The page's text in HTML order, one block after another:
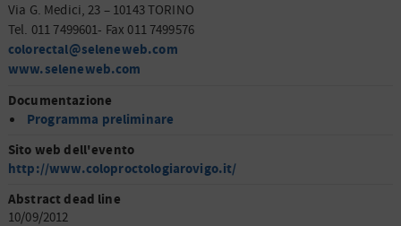
Via G. Medici, 23 – 10143 TORINO
Tel. 011 7499601- Fax 011 7499576
colorectal@seleneweb.com
www.seleneweb.com
Documentazione
Programma preliminare
Sito web dell'evento
http://www.coloproctologiarovigo.it/
Abstract dead line
10/09/2012